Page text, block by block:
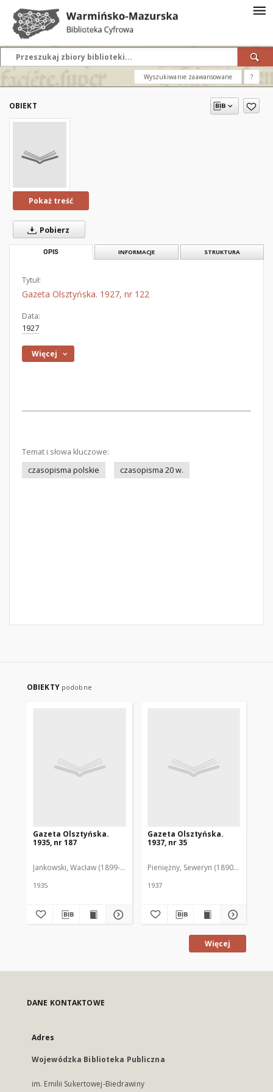
Wyszukiwanie zaawansowane ?
OBIEKT
Pokaż treść
Pobierz
OPIS INFORMACJE STRUKTURA
Tytuł:
Gazeta Olsztyńska. 1927, nr 122
Data:
1927
Więcej
Temat i słowa kluczowe:
czasopisma polskie
czasopisma 20 w.
OBIEKTY podobne
Gazeta Olsztyńska.
1935, nr 187
Jankowski, Wacław (1899-1975). Red.
1935
Gazeta Olsztyńska.
1937, nr 35
Pieniężny, Seweryn (1890-1940). Red.
1937
Więcej
DANE KONTAKTOWE
Adres
Wojewódzka Biblioteka Publiczna
im. Emilii Sukertowej-Biedrawiny